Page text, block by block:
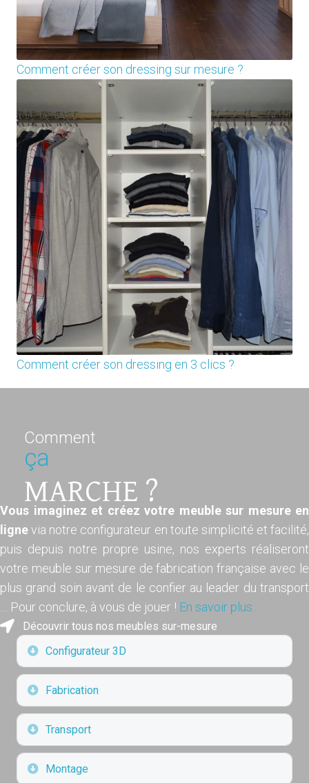
Comment créer son dressing sur mesure ?
Comment créer son dressing en 3 clics ?
Comment
ça
MARCHE ?
Vous imaginez et créez votre meuble sur mesure en
lignevia notre configurateur en toute simplicité et facilité,
puis depuis notre propre usine, nos experts réaliseront
votre meuble sur mesure de fabrication française avec le
plus grand soin avant de le confier au leader du transport
… Pour conclure, à vous de jouer ! En savoir plus...
Découvrir tous nos meubles sur-mesure
Déplier
Configurateur 3D
Déplier
Fabrication
Déplier
Transport
Déplier
Montage